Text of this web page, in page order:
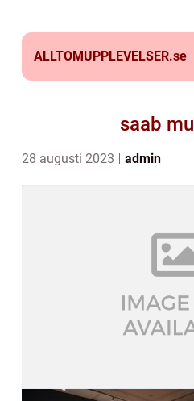
ALLTOMUPPLEVELSER.se
saab
28 augusti 2023 admin